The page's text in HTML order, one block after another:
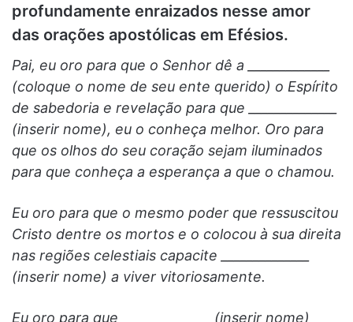
profundamente enraizados nesse amor
das orações apostólicas em Efésios.
Pai, eu oro para que o Senhor dê a _____________
(coloque o nome de seu ente querido) o Espírito
de sabedoria e revelação para que ______________
(inserir nome), eu o conheça melhor. Oro para
que os olhos do seu coração sejam iluminados
para que conheça a esperança a que o chamou.
Eu oro para que o mesmo poder que ressuscitou
Cristo dentre os mortos e o colocou à sua direita
nas regiões celestiais capacite ______________
(inserir nome) a viver vitoriosamente.
Eu oro para que ______________ (inserir nome)